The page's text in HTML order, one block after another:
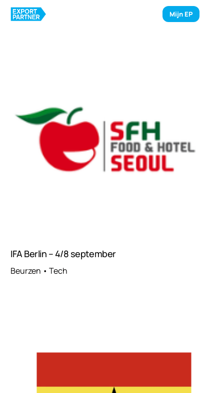
Mijn EP
IFA Berlin – 4/8 september
Beurzen • Tech